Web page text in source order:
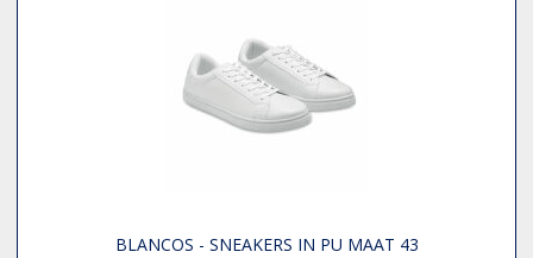
BLANCOS - SNEAKERS IN PU MAAT 43